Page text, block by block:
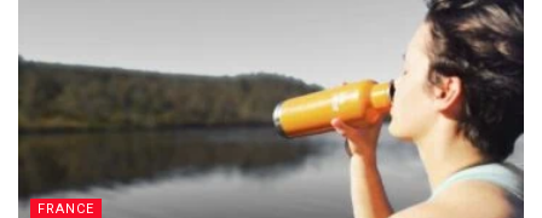
FRANCE